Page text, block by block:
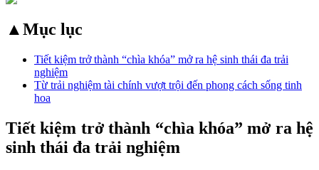
▲Mục lục
Tiết kiệm trở thành “chìa khóa” mở ra hệ sinh thái đa trải
nghiệm
Từ trải nghiệm tài chính vượt trội đến phong cách sống tinh
hoa
Tiết kiệm trở thành “chìa khóa” mở ra hệ
sinh thái đa trải nghiệm